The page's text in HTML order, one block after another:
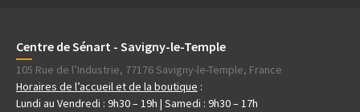
Centre de Sénart - Savigny-le-Temple
105 Rue de l’Industrie, 77176 Savigny-le-Temple, France
Horaires de l’accueil et de la boutique :
Lundi au Vendredi : 9h30 – 19h | Samedi : 9h30 – 17h